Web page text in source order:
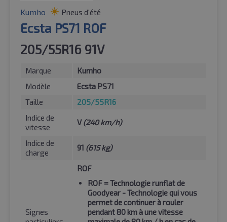
Kumho Pneus d'été
Ecsta PS71 ROF
205/55R16 91V
Marque
Kumho
Modèle
Ecsta PS71
Taille
205/55R16
Indice de
vitesse
V(240 km/h)
Indice de
charge
91 (615 kg)
Signes
ROF
ROF = Technologie runflat de
Goodyear - Technologie qui vous
permet de continuer à rouler
pendant 80 km à une vitesse